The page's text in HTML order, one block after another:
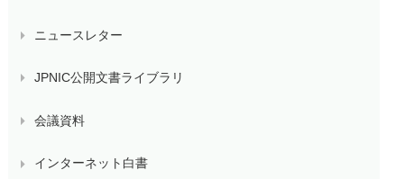
ニュースレター
JPNIC公開文書ライブラリ
会議資料
インターネット白書